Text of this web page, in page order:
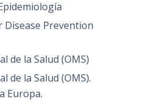
Prevention
de la Salud (OMS)
de la Salud (OMS).
Europa.